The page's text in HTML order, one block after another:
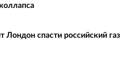
Лондон спасти российский газ